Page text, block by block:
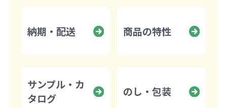
納期・配送 商品の特性
サンプル・カ
タログ
のし・包装